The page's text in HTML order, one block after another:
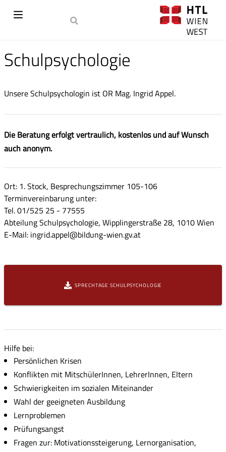
Schulpsychologie
Unsere Schulpsychologin ist OR Mag. Ingrid Appel.
Die Beratung erfolgt vertraulich, kostenlos und auf Wunsch
auch anonym.
Ort: 1. Stock, Besprechungszimmer 105-106
Terminvereinbarung unter:
Tel. 01/525 25 - 77555
Abteilung Schulpsychologie, Wipplingerstraße 28, 1010 Wien
E-Mail: ingrid.appel@bildung-wien.gv.at
SPRECHTAGE SCHULPSYCHOLOGIE
Hilfe bei:
Persönlichen Krisen
Konflikten mit MitschülerInnen, LehrerInnen, Eltern
Schwierigkeiten im sozialen Miteinander
Wahl der geeigneten Ausbildung
Lernproblemen
Prüfungsangst
Fragen zur: Motivationssteigerung, Lernorganisation,